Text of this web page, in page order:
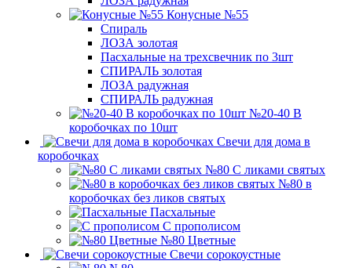
Конусные №55
Спираль
ЛОЗА золотая
Пасхальные на трехсвечник по 3шт
СПИРАЛЬ золотая
ЛОЗА радужная
СПИРАЛЬ радужная
№20-40 В
коробочках по 10шт
Свечи для дома в
коробочках
№80 С ликами святых
№80 в
коробочках без ликов святых
Пасхальные
С прополисом
№80 Цветные
Свечи сорокоустные